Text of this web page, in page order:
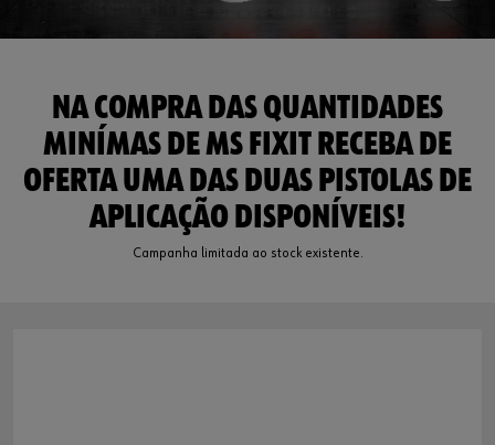
NA COMPRA DAS QUANTIDADES
MINÍMAS DE MS FIXIT RECEBA DE
OFERTA UMA DAS DUAS PISTOLAS DE
APLICAÇÃO DISPONÍVEIS!
Campanha limitada ao stock existente.